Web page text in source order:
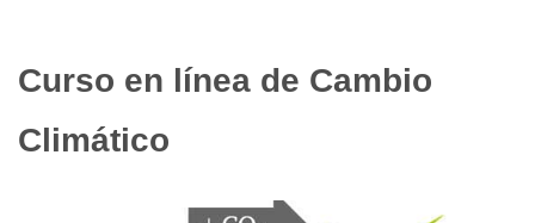
Curso en línea de Cambio
Climático